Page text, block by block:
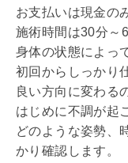
お支払いは現金の
施術時間は30分～
身体の状態によっ
初回からしっかり
良い方向に変わる
はじめに不調が起
どのような姿勢、
かり確認します。